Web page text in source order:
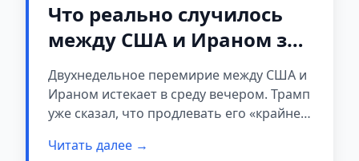
Что реально случилось
между США и Ираном за
эти выходные
Двухнедельное перемирие между США и
Ираном истекает в среду вечером. Трамп
уже сказал, что продлевать его «крайне
подтверждения поездки на переговоры в
Читать далее →